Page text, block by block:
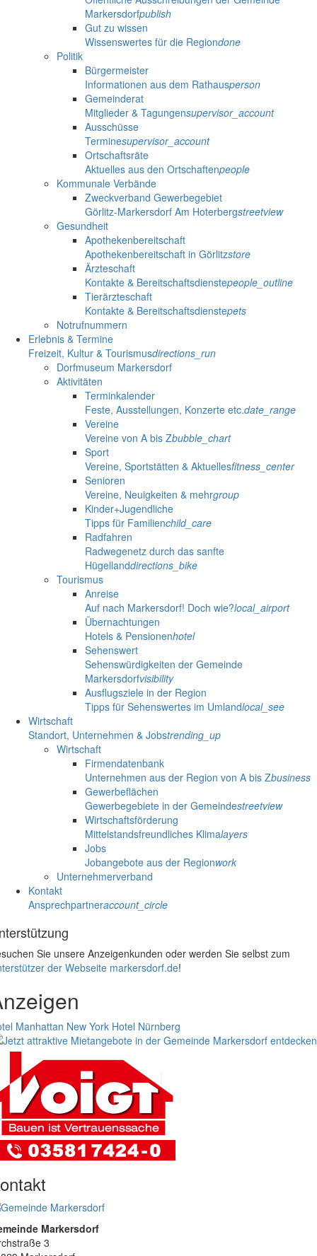
Markersdorfpublish
Gut zu wissen
Wissenswertes für die Regiondone
Politik
Bürgermeister
Informationen aus dem Rathausperson
Gemeinderat
Mitglieder & Tagungensupervisor_account
Ausschüsse
Terminesupervisor_account
Ortschaftsräte
Aktuelles aus den Ortschaftenpeople
Kommunale Verbände
Zweckverband Gewerbegebiet
Görlitz-Markersdorf Am Hoterbergstreetview
Gesundheit
Apothekenbereitschaft
Apothekenbereitschaft in Görlitzstore
Ärzteschaft
Kontakte & Bereitschaftsdienstepeople_outline
Tierärzteschaft
Kontakte & Bereitschaftsdienstepets
Notrufnummern
Erlebnis & Termine
Freizeit, Kultur & Tourismusdirections_run
Dorfmuseum Markersdorf
Aktivitäten
Terminkalender
Feste, Ausstellungen, Konzerte etc.date_range
Vereine
Vereine von A bis Zbubble_chart
Sport
Vereine, Sportstätten & Aktuellesfitness_center
Senioren
Vereine, Neuigkeiten & mehrgroup
Kinder+Jugendliche
Tipps für Familienchild_care
Radfahren
Radwegenetz durch das sanfte
Hügellanddirections_bike
Tourismus
Anreise
Auf nach Markersdorf! Doch wie?local_airport
Übernachtungen
Hotels & Pensionenhotel
Sehenswert
Sehenswürdigkeiten der Gemeinde
Markersdorfvisibility
Ausflugsziele in der Region
Tipps für Sehenswertes im Umlandlocal_see
Wirtschaft
Standort, Unternehmen & Jobstrending_up
Wirtschaft
Firmendatenbank
Unternehmen aus der Region von A bis Zbusiness
Gewerbeflächen
Gewerbegebiete in der Gemeindestreetview
Wirtschaftsförderung
Mittelstandsfreundliches Klimalayers
Jobs
Jobangebote aus der Regionwork
Unternehmerverband
Kontakt
Ansprechpartneraccount_circle
Sie unsere Anzeigenkunden oder werden Sie selbst zum
der Webseite markersdorf.de!
Manhattan New York Hotel Nürnberg
Markersdorf
3